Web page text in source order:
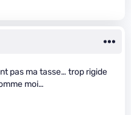
pas ma tasse… trop rigide
moi…